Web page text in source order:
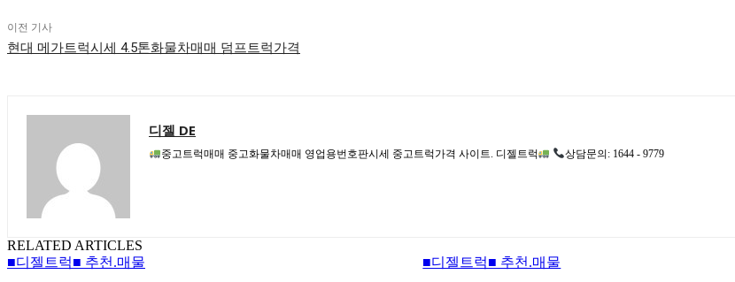
이전 기사
현대 메가트럭시세 4.5톤화물차매매 덤프트럭가격
디젤 DE
중고트럭매매 중고화물차매매 영업용번호판시세 중고트럭가격 사이트. 디젤트럭 상담문의: 1644 - 9779
RELATED ARTICLES
■디젤트럭■ 추천.매물
■디젤트럭■ 추천.매물